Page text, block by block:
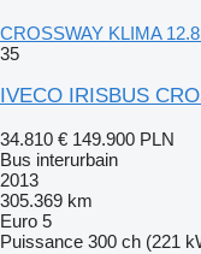
CROSSWAY KLIMA
35
IVECO IRISBUS
34.810 € 149.900 PLN
Bus interurbain
2013
305.369 km
Euro 5
Puissance 300 ch (221